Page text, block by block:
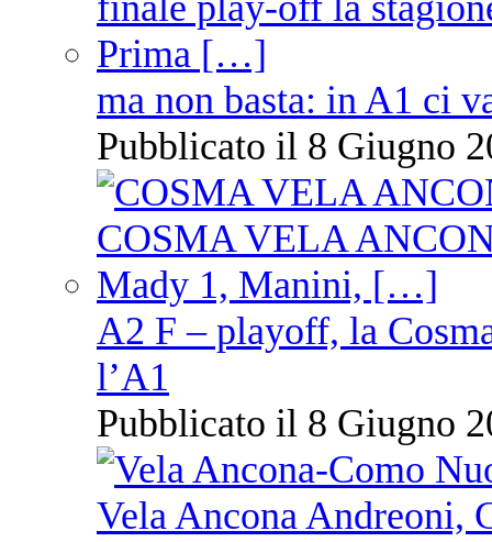
ma non basta: in A1 ci
Pubblicato il 8 Giugno
A2 F – playoff, la
l’A1
Pubblicato il 8 Giugno